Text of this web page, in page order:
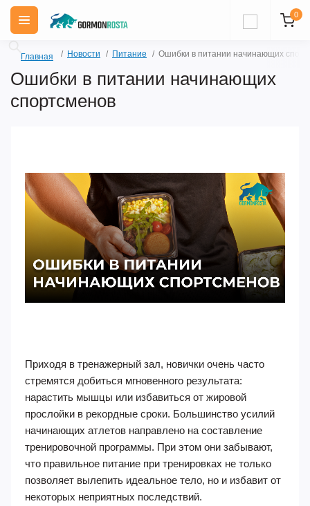
0
Главная Новости Питание Ошибки в питании начинающих
Ошибки в питании начинающих
спортсменов
Приходя в тренажерный зал, новички очень часто
стремятся добиться мгновенного результата:
нарастить мышцы или избавиться от жировой
прослойки в рекордные сроки. Большинство усилий
начинающих атлетов направлено на составление
тренировочной программы. При этом они забывают,
что правильное питание при тренировках не только
позволяет вылепить идеальное тело, но и избавит от
некоторых неприятных последствий.